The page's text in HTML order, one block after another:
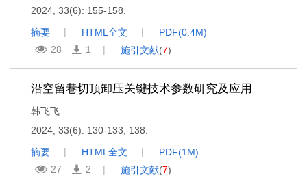
2024, 33(6): 155-158.
摘要
HTML全文 PDF(0.4M)
施引文献(7)
28 1
沿空留巷切顶卸压关键技术参数研究及应用
韩飞飞
2024, 33(6): 130-133, 138.
摘要
HTML全文 PDF(1M)
施引文献(7)
27 2